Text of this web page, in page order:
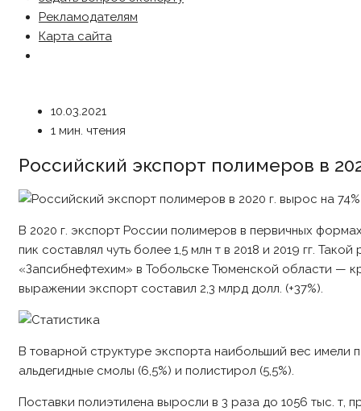
Рекламодателям
Карта сайта
10.03.2021
1 мин. чтения
Российский экспорт полимеров в
В 2020 г. экспорт России полимеров в первичных
пик составлял чуть более 1,5 млн т в 2018 и 2019 гг.
«Запсибнефтехим» в Тобольске Тюменской области —
выражении экспорт составил 2,3 млрд долл. (+37%).
В товарной структуре экспорта наибольший вес имели
альдегидные смолы (6,5%) и полистирол (5,5%).
Поставки полиэтилена выросли в 3 раза до 1056 тыс. т,